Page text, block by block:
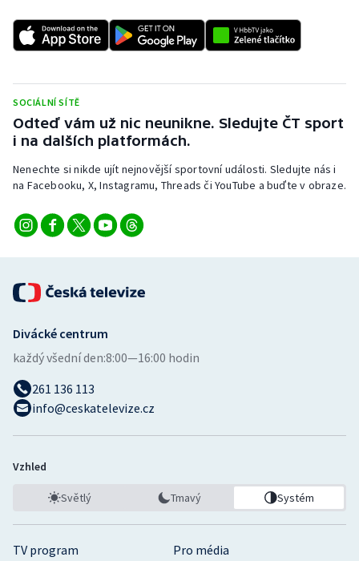
SOCIÁLNÍ SÍTĚ
Odteď vám už nic neunikne. Sledujte ČT sport
i na dalších platformách.
Nenechte si nikde ujít nejnovější sportovní události. Sledujte nás i
na Facebooku, X, Instagramu, Threads či YouTube a buďte v obraze.
TV program
Pro média
Divácké centrum
každý všední den:8:00—16:00 hodin
261 136 113
info@ceskatelevize.cz
Vzhled
Světlý Tmavý Systém